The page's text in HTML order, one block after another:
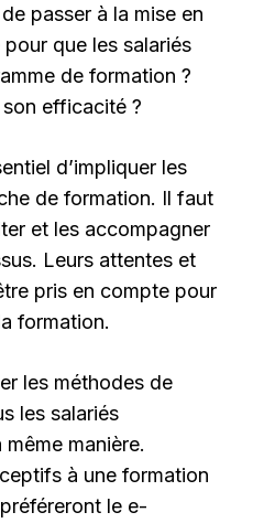
passer à la mise en
que les salariés
de formation ?
son efficacité ?
d’impliquer les
de formation. Il faut
et les accompagner
Leurs attentes et
pris en compte pour
formation.
les méthodes de
les salariés
même manière.
à une formation
le e-